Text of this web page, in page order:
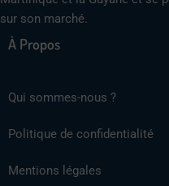
sur son marché.
À Propos
Qui sommes-nous ?
Politique de confidentialité
Mentions légales